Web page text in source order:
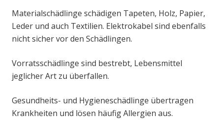
Materialschädlinge schädigen Tapeten, Holz, Papier,
Leder und auch Textilien. Elektrokabel sind ebenfalls
nicht sicher vor den Schädlingen.
Vorratsschädlinge sind bestrebt, Lebensmittel
jeglicher Art zu überfallen.
Gesundheits- und Hygieneschädlinge übertragen
Krankheiten und lösen häufig Allergien aus.